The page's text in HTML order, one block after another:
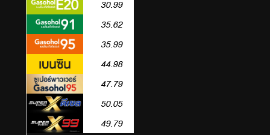
เหิงลี่ แมนูแฟคเจอริ่ง เทคโนโลยี
ผลิตสู่เอเชียตะวันออกเฉียงใต้